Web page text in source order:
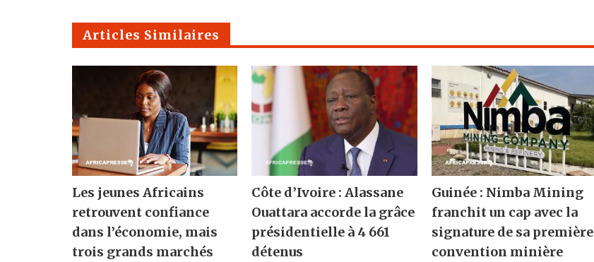
Articles Similaires
Les jeunes Africains
retrouvent confiance
dans l’économie, mais
trois grands marchés
Côte d’Ivoire : Alassane
Ouattara accorde la grâce
présidentielle à 4 661
détenus
Guinée : Nimba Mining
franchit un cap avec la
signature de sa première
convention minière